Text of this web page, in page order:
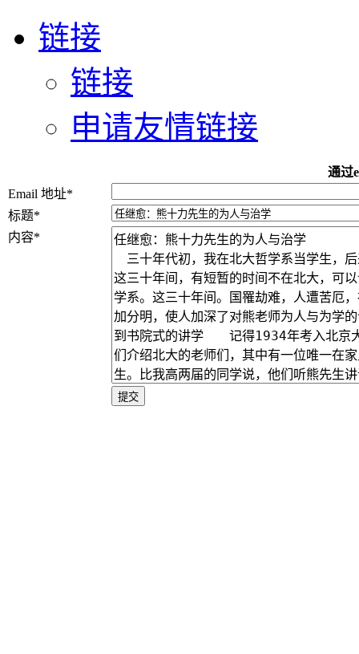
链接
链接
申请友情链接
通过
Email 地址*
标题*
内容*